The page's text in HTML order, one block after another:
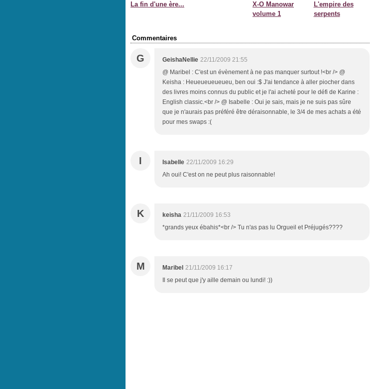
La fin d'une ère...
X-O Manowar
volume 1
L'empire des
serpents
Commentaires
G GeishaNellie 22/11/2009 21:55
@ Maribel : C'est un évènement à ne pas manquer surtout !<br /> @
Keisha : Heueueueueueu, ben oui :$ J'ai tendance à aller piocher dans
des livres moins connus du public et je l'ai acheté pour le défi de Karine :
English classic.<br /> @ Isabelle : Oui je sais, mais je ne suis pas sûre
que je n'aurais pas préféré être déraisonnable, le 3/4 de mes achats a été
pour mes swaps :(
I Isabelle 22/11/2009 16:29
Ah oui! C'est on ne peut plus raisonnable!
K keisha 21/11/2009 16:53
*grands yeux ébahis*<br /> Tu n'as pas lu Orgueil et Préjugés????
M Maribel 21/11/2009 16:17
Il se peut que j'y aille demain ou lundi! :))